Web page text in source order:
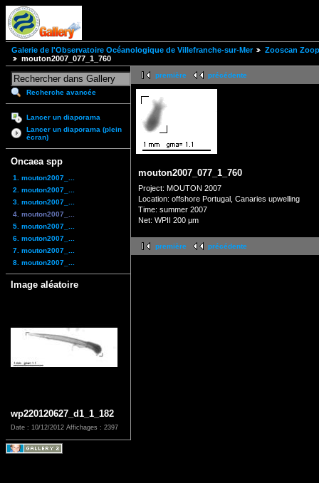
Galerie de l'Observatoire Océanologique de Villefranche-sur-Mer
Zooscan
mouton2007_077_1_760
Recherche avancée
Lancer un diaporama
Lancer un diaporama (plein
écran)
Oncaea spp
1. mouton2007_...
2. mouton2007_...
3. mouton2007_...
4. mouton2007_...
5. mouton2007_...
6. mouton2007_...
7. mouton2007_...
8. mouton2007_...
Image aléatoire
wp220120627_d1_1_182
Date : 10/12/2012 Affichages : 2397
première précédente
mouton2007_077_1_760
Project: MOUTON 2007
Location: offshore Portugal, Canaries upwelling
Time: summer 2007
Net: WPII 200 µm
première précédente